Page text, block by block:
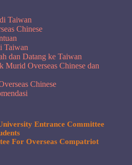
Taiwan
Chinese
Taiwan
dan Datang ke Taiwan
Murid Overseas Chinese dan
Chinese
Entrance Committee
For Overseas Compatriot